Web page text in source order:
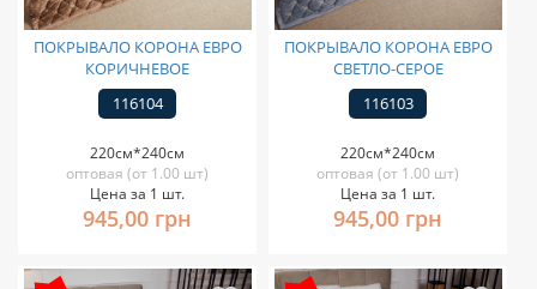
ПОКРЫВАЛО КОРОНА ЕВРО
КОРИЧНЕВОЕ
116104
220см*240см
оптовая (от 1.00 шт)
Цена за 1 шт.
945,00 грн
ПОКРЫВАЛО КОРОНА ЕВРО
СВЕТЛО-СЕРОЕ
116103
220см*240см
оптовая (от 1.00 шт)
Цена за 1 шт.
945,00 грн